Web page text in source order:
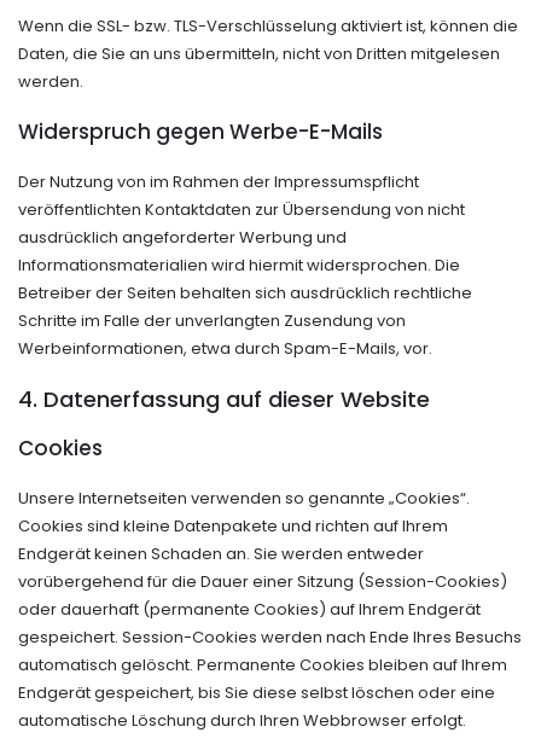
Wenn die SSL- bzw. TLS-Verschlüsselung aktiviert ist, können die
Daten, die Sie an uns übermitteln, nicht von Dritten mitgelesen
werden.
Widerspruch gegen Werbe-E-Mails
Der Nutzung von im Rahmen der Impressumspflicht
veröffentlichten Kontaktdaten zur Übersendung von nicht
ausdrücklich angeforderter Werbung und
Informationsmaterialien wird hiermit widersprochen. Die
Betreiber der Seiten behalten sich ausdrücklich rechtliche
Schritte im Falle der unverlangten Zusendung von
Werbeinformationen, etwa durch Spam-E-Mails, vor.
4. Datenerfassung auf dieser Website
Cookies
Unsere Internetseiten verwenden so genannte „Cookies“.
Cookies sind kleine Datenpakete und richten auf Ihrem
Endgerät keinen Schaden an. Sie werden entweder
vorübergehend für die Dauer einer Sitzung (Session-Cookies)
oder dauerhaft (permanente Cookies) auf Ihrem Endgerät
gespeichert. Session-Cookies werden nach Ende Ihres Besuchs
automatisch gelöscht. Permanente Cookies bleiben auf Ihrem
Endgerät gespeichert, bis Sie diese selbst löschen oder eine
automatische Löschung durch Ihren Webbrowser erfolgt.